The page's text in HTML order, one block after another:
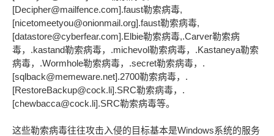
[Decipher@mailfence.com].faust勒索病毒,
[nicetomeetyou@onionmail.org].faust勒索病毒,
[datastore@cyberfear.com].Elbie勒索病毒,.Carver勒索病
毒，.kastand勒索病毒，.michevol勒索病毒，.Kastaneya勒索
病毒，.Wormhole勒索病毒，.secret勒索病毒，.
[sqlback@memeware.net].2700勒索病毒，.
[RestoreBackup@cock.li].SRC勒索病毒，.
[chewbacca@cock.li].SRC勒索病毒等。
这些勒索病毒往往攻击入侵的目标基本是Windows系统的服务